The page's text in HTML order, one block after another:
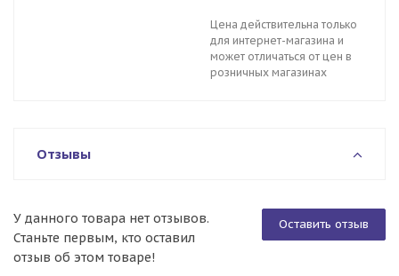
Цена действительна только
для интернет-магазина и
может отличаться от цен в
розничных магазинах
Отзывы
Оставить отзыв
У данного товара нет отзывов.
Станьте первым, кто оставил
отзыв об этом товаре!